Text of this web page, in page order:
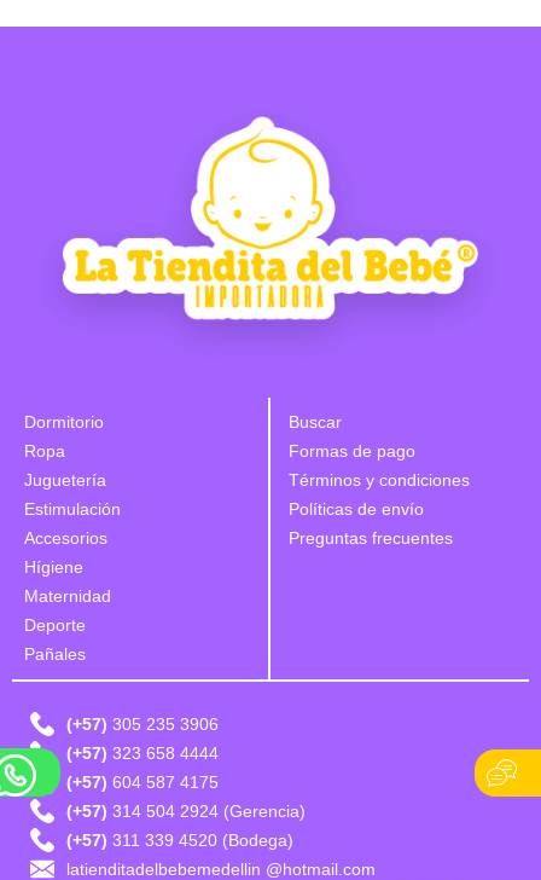
Dormitorio
Ropa
Juguetería
Estimulación
Accesorios
Hígiene
Maternidad
Deporte
Pañales
Buscar
Formas de pago
Términos y condiciones
Políticas de envío
Preguntas frecuentes
(+57) 305 235 3906
(+57) 323 658 4444
(+57) 604 587 4175
(+57) 314 504 2924 (Gerencia)
(+57) 311 339 4520 (Bodega)
latienditadelbebemedellin @hotmail.com